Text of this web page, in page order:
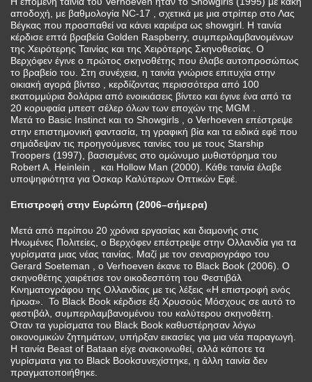
αποδοχή, με βαθμολογία NC-17 , σχετικά με μια στρίπερ στο Λας
Βέγκας που προσπαθεί να κάνει καριέρα ως showgirl. Η ταινία
κέρδισε επτά βραβεία Golden Raspberry, συμπεριλαμβανομένων
της Χειρότερης Ταινίας και της Χειρότερης Σκηνοθεσίας. Ο
Βερχόφεν έγινε ο πρώτος σκηνοθέτης που έλαβε αυτοπροσώπως
το βραβείο του. Στη συνέχεια, η ταινία γνώρισε επιτυχία στην
οικιακή αγορά βίντεο , κερδίζοντας περισσότερα από 100
εκατομμύρια δολάρια από ενοικιάσεις βίντεο και έγινε ένα από τα
20 κορυφαία μπεστ σέλερ όλων των εποχών της MGM .
Μετά το Basic Instinct και το Showgirls , ο Verhoeven επέστρεψε
στην επιστημονική φαντασία, τη γραφική βία και τα ειδικά εφέ που
σημάδεψαν τις προηγούμενες ταινίες του με τους Starship
Troopers (1997), βασισμένες στο ομώνυμο μυθιστόρημα του
Robert A. Heinlein , και Hollow Man (2000). Κάθε ταινία έλαβε
υποψηφιότητα για Όσκαρ Καλύτερων Οπτικών Εφέ.
Επιστροφή στην Ευρώπη (2006–σήμερα)
Μετά από περίπου 20 χρόνια εργασίας και διαμονής στις
Ηνωμένες Πολιτείες, ο Βερχόφεν επέστρεψε στην Ολλανδία για τα
γυρίσματα μιας νέας ταινίας. Μαζί με τον σεναριογράφο του
Gerard Soeteman , ο Verhoeven έκανε το Black Book (2006). Ο
σκηνοθέτης χαιρέτισε τον οικοδεσπότη του Φεστιβάλ
Κινηματογράφου της Ολλανδίας με τις λέξεις «Η επιστροφή ενός
ήρωα». Το Black Book κέρδισε έξι Χρυσούς Μόσχους σε αυτό το
φεστιβάλ, συμπεριλαμβανομένου του καλύτερου σκηνοθέτη.
Όταν τα γυρίσματα του Black Book καθυστέρησαν λόγω
οικονομικών ζητημάτων, υπήρξαν εικασίες για μια νέα παραγωγή.
Η ταινία Beast of Bataan είχε ανακοινωθεί, αλλά κάποτε τα
γυρίσματα για το Black Bookσυνεχίστηκε, η άλλη ταινία δεν
πραγματοποιήθηκε.